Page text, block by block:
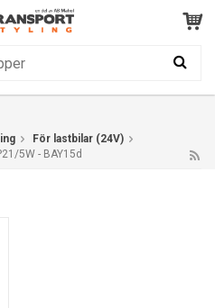
För lastbilar (24V)
5W - BAY15d